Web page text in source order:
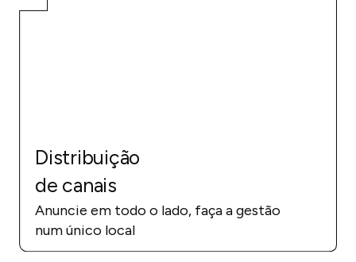
Distribuição
de canais
Anuncie em todo o lado, faça a gestão
num único local